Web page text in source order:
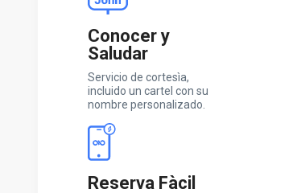
Conocer y
Saludar
Servicio de cortesìa,
incluido un cartel con su
nombre personalizado.
Reserva Fàcil